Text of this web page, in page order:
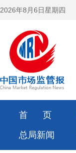
2026年8月6日星期四
首 页
总局新闻